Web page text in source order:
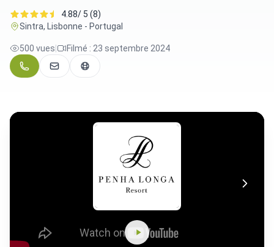
4.88/ 5 (8)
Sintra, Lisbonne - Portugal
500 vues Filmé : 23 septembre 2024